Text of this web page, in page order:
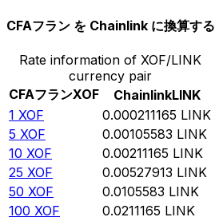
CFAフラン を Chainlink に換算する
Rate information of XOF/LINK
currency pair
CFAフランXOF ChainlinkLINK
1 XOF 0.000211165 LINK
5 XOF 0.00105583 LINK
10 XOF 0.00211165 LINK
25 XOF 0.00527913 LINK
50 XOF 0.0105583 LINK
100 XOF 0.0211165 LINK